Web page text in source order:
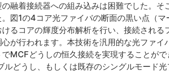
融着接続器への組み込みは困難でした。そ
図1の4コア光ファイバの断面の黒い点（
るコアの輝度分布解析を行い、接続される
が行われます。本技術を汎用的な光ファイ
MCFどうしの恒久接続を実現することがで
どうし、もしくは既存のシングルモード